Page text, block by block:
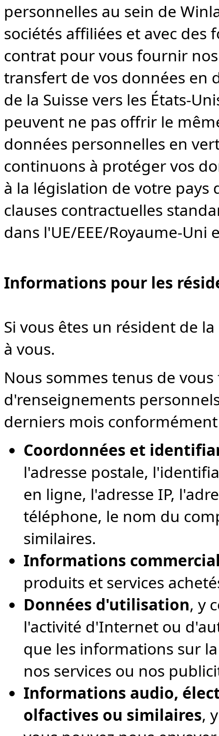
personnelles au sein de
sociétés affiliées et avec des
contrat pour vous fournir
transfert de vos données en
de la Suisse vers les États-
peuvent ne pas offrir le
données personnelles en
continuons à protéger vos
à la législation de votre
clauses contractuelles
dans l'UE/EEE/Royaume-Uni
Informations pour les
Si vous êtes un résident de
à vous.
Nous sommes tenus de
d'renseignements
derniers mois conformément
Coordonnées et
l'adresse postale,
en ligne, l'adresse IP,
téléphone, le nom du
similaires.
Informations
produits et services
Données d'utilisation, y
l'activité d'Internet ou
que les informations sur
nos services ou nos
Informations audio,
olfactives ou similaires,